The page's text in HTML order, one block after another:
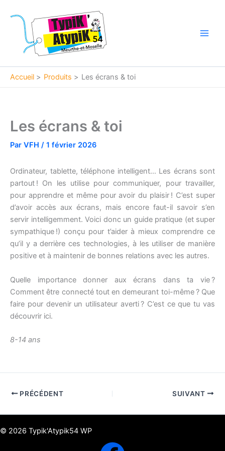
contenu
Accueil Produits Les écrans & toi
Les écrans & toi
Par VFH / 1 février 2026
Ordinateur, tablette, téléphone intelligent… Les écrans sont
partout ! On les utilise pour communiquer, pour travailler,
pour apprendre et même pour avoir du plaisir ! C’est super
d’avoir accès aux écrans, mais encore faut-il savoir s’en
servir intelligemment. Voici donc un guide pratique (et super
sympathique !) conçu pour t’aider à mieux comprendre ce
qu’il y a derrière ces technologies, à les utiliser de manière
positive et à maintenir de bonnes relations avec les autres.
Quelle importance donner aux écrans dans ta vie ?
Comment être connecté tout en demeurant toi-même ? Que
faire pour devenir un utilisateur averti ? C’est ce que tu vas
découvrir ici.
8-14 ans
PRÉCÉDENT SUIVANT
© 2026 Typik'Atypik54 WP